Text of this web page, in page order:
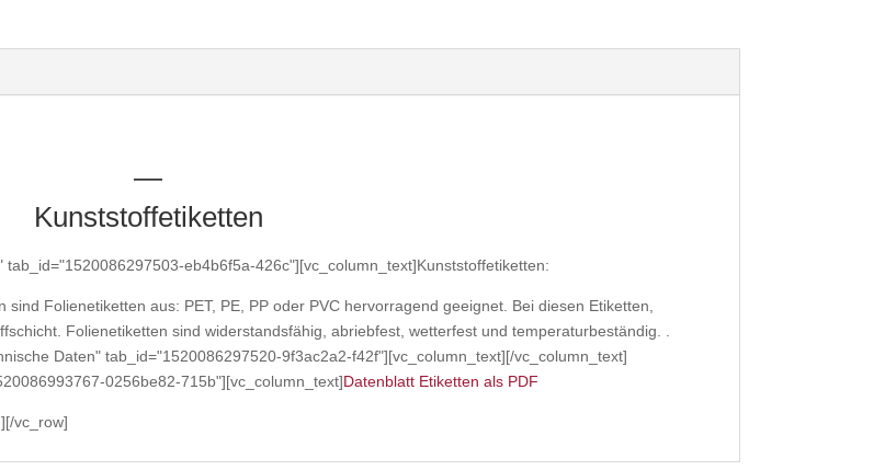
n
:
—
Kunststoffetiketten
eb4b6f5a-426c"][vc_column_text]Kunststoffetiketten:
Folienetiketten aus: PET, PE, PP oder PVC hervorragend geeignet. Bei diesen Etiketten,
Folienetiketten sind widerstandsfähig, abriebfest, wetterfest und temperaturbeständig. .
Daten" tab_id="1520086297520-9f3ac2a2-f42f"][vc_column_text][/vc_column_text]
0256be82-715b"][vc_column_text]Datenblatt Etiketten als PDF
vc_row]